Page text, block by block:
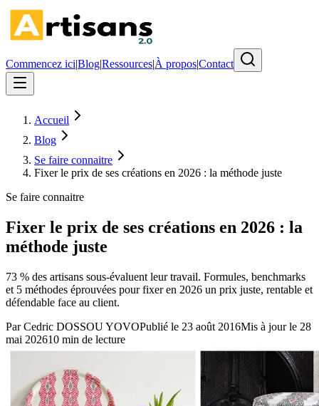
Commencez ici|Blog|Ressources|À propos|Contact
Accueil
Blog
Se faire connaitre
Fixer le prix de ses créations en 2026 : la méthode juste
Se faire connaitre
Fixer le prix de ses créations en 2026 : la
méthode juste
73 % des artisans sous-évaluent leur travail. Formules, benchmarks
et 5 méthodes éprouvées pour fixer en 2026 un prix juste, rentable et
défendable face au client.
ParCedric DOSSOU YOVOPublié le 23 août 2016Mis à jour le 28
mai 202610 min de lecture